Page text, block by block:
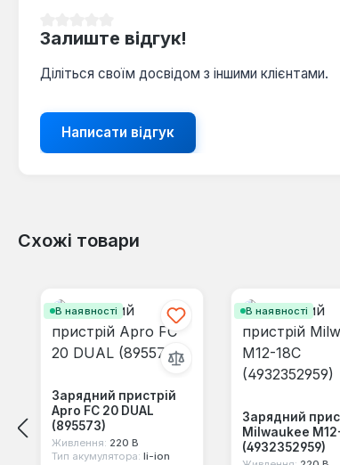
Залиште відгук!
Діліться своїм досвідом з іншими клієнтами.
Написати відгук
Схожі товари
В наявності
Зарядний пристрій
Apro FC 20 DUAL
(895573)
Живлення: 220 В
Тип акумулятора: li-ion
В наявності
Зарядний
Milwaukee
(4932352959)